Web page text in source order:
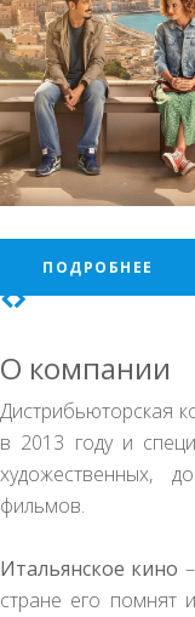
ПОДРОБНЕЕ
О компании
Дистрибьюторская
в 2013 году и
художественных,
фильмов.
Итальянское кино
стране его помнят